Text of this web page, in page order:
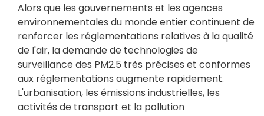
Alors que les gouvernements et les agences
environnementales du monde entier continuent de
renforcer les réglementations relatives à la qualité
de l'air, la demande de technologies de
surveillance des PM2.5 très précises et conformes
aux réglementations augmente rapidement.
L'urbanisation, les émissions industrielles, les
activités de transport et la pollution